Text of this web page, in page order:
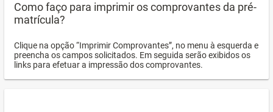
Como faço para imprimir os comprovantes da pré-
matrícula?
Clique na opção “Imprimir Comprovantes”, no menu à esquerda e
preencha os campos solicitados. Em seguida serão exibidos os
links para efetuar a impressão dos comprovantes.